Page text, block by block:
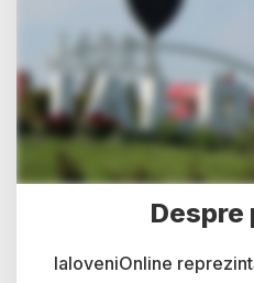
Despre
IaloveniOnline